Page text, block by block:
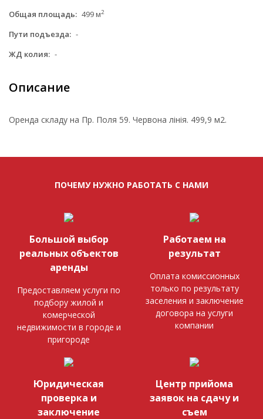
Общая площадь: 499 м2
Пути подъезда: -
ЖД колия: -
Описание
Оренда складу на Пр. Поля 59. Червона лінія. 499,9 м2.
ПОЧЕМУ НУЖНО РАБОТАТЬ С НАМИ
Большой выбор
реальных объектов
аренды
Предоставляем услуги по
подбору жилой и
комерческой
недвижимости в городе и
пригороде
Работаем на
результат
Оплата комиссионных
только по результату
заселения и заключение
договора на услуги
компании
Юридическая
проверка и
заключение
Центр прийома
заявок на сдачу и
съем